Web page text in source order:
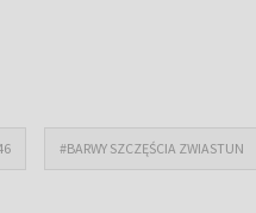
#BARWY SZCZĘŚCIA ZWIASTUN